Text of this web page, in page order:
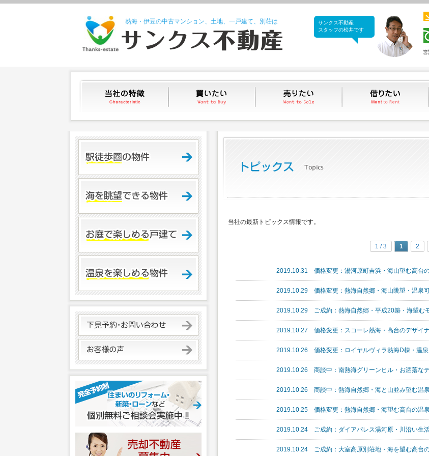
熱海・伊豆の中古マンション、土地、一戸建て、別荘は
サンクス不動産
サンクス不動産
スタッフの松井です
当社の特徴 買いたい 売りたい
当社の最新トピックス情報です。
1 / 3 1 2
2019.10.31 価格変更：湯河原町吉浜・海山望む高台
2019.10.29 価格変更：熱海自然郷・海山眺望・温泉可
2019.10.29 ご成約：熱海自然郷・平成20築・海望む
2019.10.27 価格変更：スコーレ熱海・高台のデザイナ
2019.10.26 価格変更：ロイヤルヴィラ熱海D棟・温泉
2019.10.26 商談中：南熱海グリーンヒル・お洒落な
2019.10.26 商談中：熱海自然郷・海と山並み望む温
2019.10.25 価格変更：熱海自然郷・海望む高台の温泉
2019.10.24 ご成約：ダイアパレス湯河原・川沿い生活
2019.10.24 ご成約：大室高原別荘地・海を望む高台の